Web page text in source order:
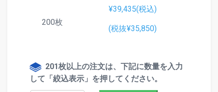
200枚
¥39,435(税込)
(税抜¥35,850)
201枚以上の注文は、下記に数量を入力
して「絞込表示」を押してください。